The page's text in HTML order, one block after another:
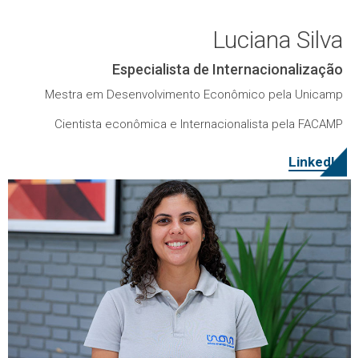
Luciana Silva
Especialista de Internacionalização
Mestra em Desenvolvimento Econômico pela Unicamp
Cientista econômica e Internacionalista pela FACAMP
LinkedIn